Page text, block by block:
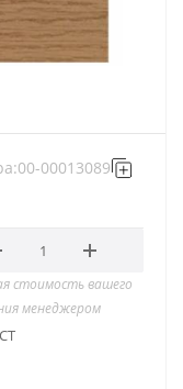
00-00013089
стоимость вашего
менеджером